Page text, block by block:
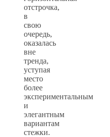
отстрочка,
в
свою
очередь,
оказалась
вне
тренда,
уступая
место
более
экспериментальным
и
элегантным
вариантам
стежки.